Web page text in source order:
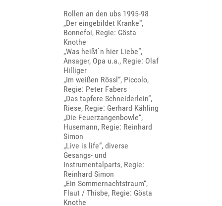
Rollen an den ubs 1995-98
„Der eingebildet Kranke“,
Bonnefoi, Regie: Gösta
Knothe
„Was heißt`n hier Liebe“,
Ansager, Opa u.a., Regie: Olaf
Hilliger
„Im weißen Rössl“, Piccolo,
Regie: Peter Fabers
„Das tapfere Schneiderlein“,
Riese, Regie: Gerhard Kähling
„Die Feuerzangenbowle“,
Husemann, Regie: Reinhard
Simon
„Live is life“, diverse
Gesangs- und
Instrumentalparts, Regie:
Reinhard Simon
„Ein Sommernachtstraum“,
Flaut / Thisbe, Regie: Gösta
Knothe